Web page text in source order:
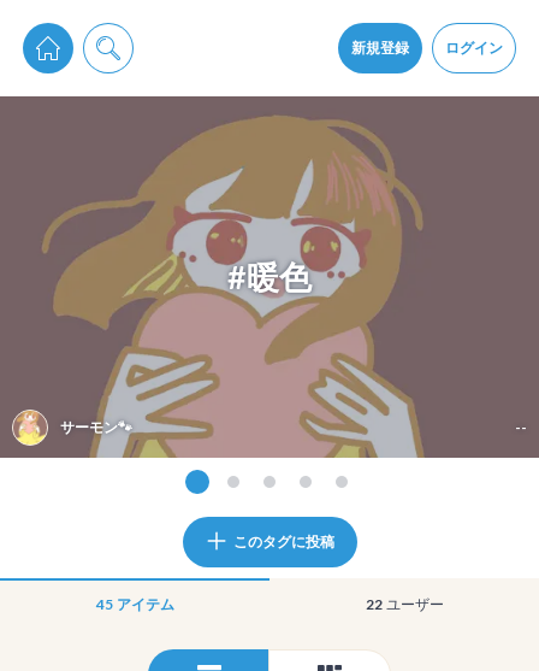
新規登録 ログイン
pixiv Sketchは2024年5月28日付で プライパシーポリシーを改定しました。
通知を受け取るにはここをクリックします
pixiv Sketchアプリでさらに快適に！
アプリをインストール
#暖色
サーモン🐾 --
このタグに投稿
45 アイテム 22 ユーザー